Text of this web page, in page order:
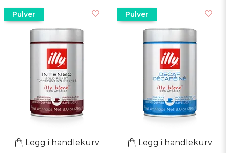
Pulver
Legg i handlekurv
Pulver
Legg i handlekurv